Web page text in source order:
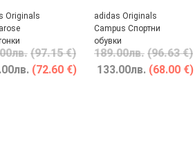
Originals
лв. (97.15 €)
лв. (72.60 €)
adidas Originals
Campus Спортни
обувки
189.00лв. (96.63 €)
133.00лв. (68.00 €)